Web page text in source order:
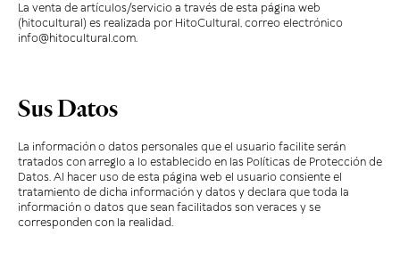
La venta de artículos/servicio a través de esta página web
(hitocultural) es realizada por HitoCultural, correo electrónico
info@hitocultural.com.
Sus Datos
La información o datos personales que el usuario facilite serán
tratados con arreglo a lo establecido en las Políticas de Protección de
Datos. Al hacer uso de esta página web el usuario consiente el
tratamiento de dicha información y datos y declara que toda la
información o datos que sean facilitados son veraces y se
corresponden con la realidad.